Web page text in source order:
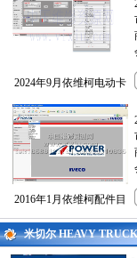
2024年9月依维柯电动卡
2016年1月依维柯配件目
米切尔 HEAVY TRUCK